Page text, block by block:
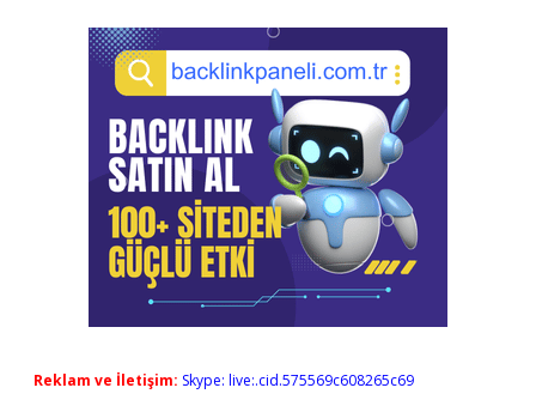
Reklam ve İletişim: Skype: live:.cid.575569c608265c69